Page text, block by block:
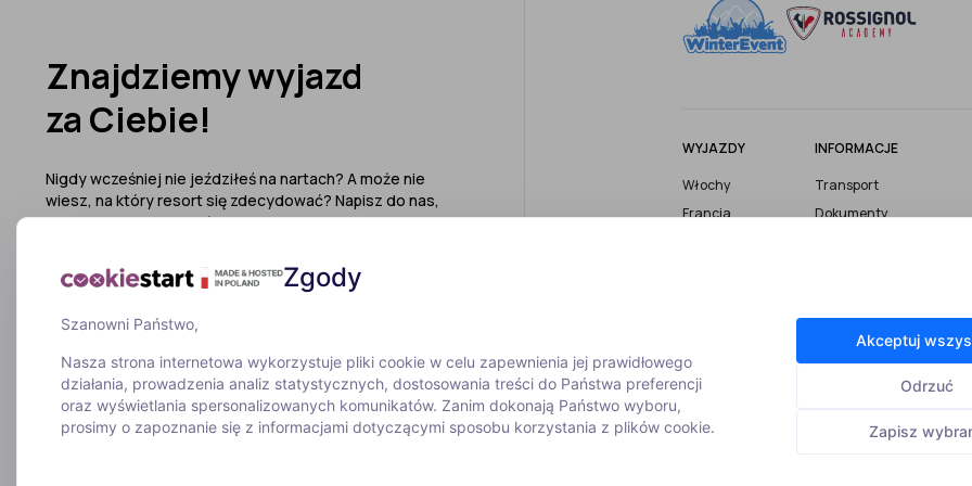
Znajdziemy wyjazd
za Ciebie!
Nigdy wcześniej nie jeździłeś na nartach? A może nie
wiesz, na który resort się zdecydować? Napisz do nas,
ze wszystkim Ci pomożemy!
Wypełnij formularz
Wolisz porozmawiać?
52 307 66 88
WYJAZDY
Włochy
Francja
instruktorem
INFORMACJE
Transport
Dokumenty
Gwarancyjny
Informacje i porady
Zgody
Szanowni Państwo,
Nasza strona internetowa wykorzystuje pliki cookie w celu zapewnienia jej prawidłowego
działania, prowadzenia analiz statystycznych, dostosowania treści do Państwa preferencji
oraz wyświetlania spersonalizowanych komunikatów. Zanim dokonają Państwo wyboru,
prosimy o zapoznanie się z informacjami dotyczącymi sposobu korzystania z plików cookie.
Akceptuj
Odrzuć
Zapisz